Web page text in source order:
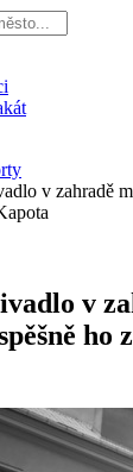
v zahradě
v
ho